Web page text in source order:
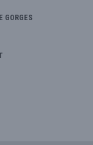
GORGES